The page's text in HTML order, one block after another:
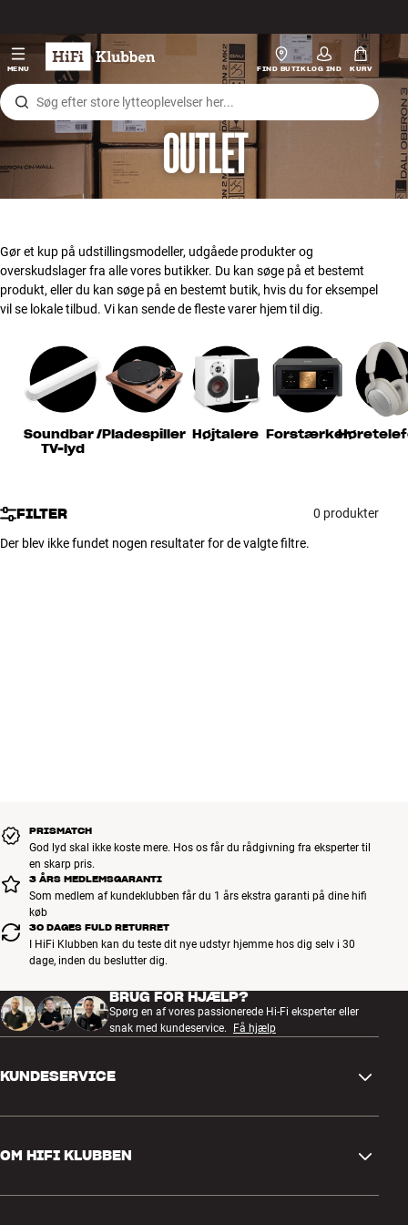
MENU FIND BUTIKLOG IND KURV
Hi-Fi
Højtaler
Pladespiller
Høretelefoner
Surround
TV
Kabler
MÆRKER
OUTLET
Gør et kup på udstillingsmodeller, udgåede produkter og
overskudslager fra alle vores butikker. Du kan søge på et bestemt
produkt, eller du kan søge på en bestemt butik, hvis du for eksempel
vil se lokale tilbud. Vi kan sende de fleste varer hjem til dig.
Soundbar /
TV-lyd
Pladespiller Højtalere Forstærker
FILTER 0 produkter
Der blev ikke fundet nogen resultater for de valgte filtre.
PRISMATCH
God lyd skal ikke koste mere. Hos os får du rådgivning fra eksperter til
en skarp pris.
3 ÅRS MEDLEMSGARANTI
Som medlem af kundeklubben får du 1 års ekstra garanti på dine hifi
køb
30 DAGES FULD RETURRET
I HiFi Klubben kan du teste dit nye udstyr hjemme hos dig selv i 30
dage, inden du beslutter dig.
BRUG FOR HJÆLP?
Spørg en af vores passionerede Hi-Fi eksperter eller
snak med kundeservice.
Få hjælp
KUNDESERVICE
Retur og reklamation
OM HIFI KLUBBEN